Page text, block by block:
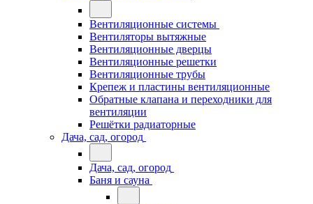
Вентиляционные системы
Вентиляторы вытяжные
Вентиляционные дверцы
Вентиляционные решетки
Вентиляционные трубы
Крепеж и пластины вентиляционные
Обратные клапана и переходники для
вентиляции
Решётки радиаторные
Дача, сад, огород
Дача, сад, огород
Баня и сауна